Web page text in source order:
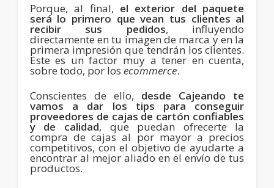
Porque, al final, el exterior del paquete
será lo primero que vean tus clientes al
recibir sus pedidos, influyendo
directamente en tu imagen de marca y en la
primera impresión que tendrán los clientes.
Este es un factor muy a tener en cuenta,
sobre todo, por los ecommerce.
Conscientes de ello, desde Cajeando te
vamos a dar los tips para conseguir
proveedores de cajas de cartón confiables
y de calidad, que puedan ofrecerte la
compra de cajas al por mayor a precios
competitivos, con el objetivo de ayudarte a
encontrar al mejor aliado en el envío de tus
productos.